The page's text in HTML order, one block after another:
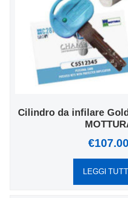
Cilindro da infilare
€107.00
LEGGI